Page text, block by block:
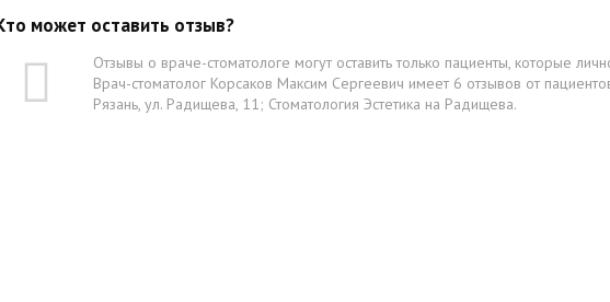
может оставить отзыв?
Отзывы о враче-стоматологе могут оставить только пациенты, которые
Врач-стоматолог Корсаков Максим Сергеевич имеет 6 отзывов от
Рязань, ул. Радищева, 11; Стоматология Эстетика на Радищева.